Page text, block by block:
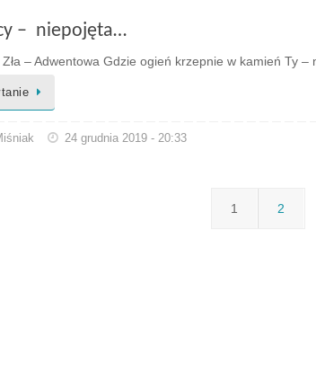
– niepojęta…
– Adwentowa Gdzie ogień krzepnie w kamień Ty –
24 grudnia 2019 - 20:33
1 2